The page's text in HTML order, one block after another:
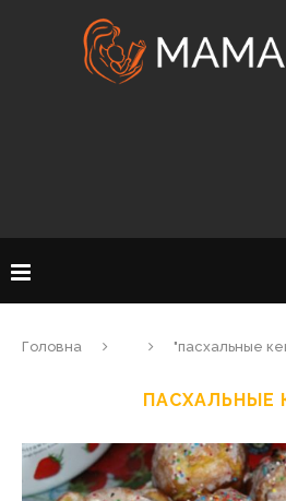
Головна "пасхальные
ПАСХАЛЬНЫЕ